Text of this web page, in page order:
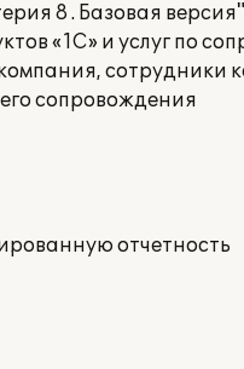
8 . Базовая
«1С» и услуг по
сотрудники
сопровождения
отчетность